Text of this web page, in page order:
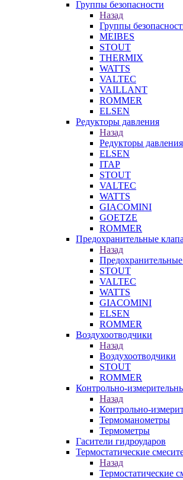
Группы безопасности
Назад
Группы
MEIBES
STOUT
THERMIX
WATTS
VALTEC
VAILLANT
ROMMER
ELSEN
Редукторы давления
Назад
Редукторы давления
ELSEN
ITAP
STOUT
VALTEC
WATTS
GIACOMINI
GOETZE
ROMMER
Предохранительные
Назад
STOUT
VALTEC
WATTS
GIACOMINI
ELSEN
ROMMER
Воздухоотводчики
Назад
Воздухоотводчики
STOUT
ROMMER
Контрольно-
Назад
Контрольно-
Термоманометры
Термометры
Гасители гидроударов
Термостатические
Назад
Термостатические